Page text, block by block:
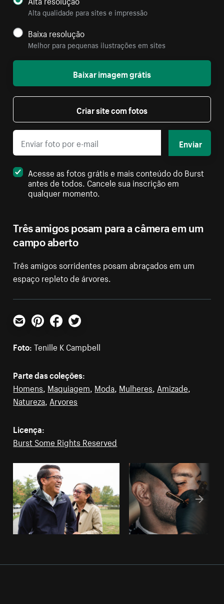
Três amigos posam para a câmera em um
campo aberto
Três amigos sorridentes posam abraçados em um
espaço repleto de árvores.
Alta qualidade para sites e impressão
Baixa resolução
Melhor para pequenas ilustrações em sites
Baixar imagem grátis
Criar site com fotos
Enviar
Acesse as fotos grátis e mais conteúdo do Burst
antes de todos. Cancele sua inscrição em
qualquer momento.
E-mailPinterestFacebookTwitter
Foto:Tenille K Campbell
Parte das coleções:
Homens, Maquiagem, Moda, Mulheres, Amizade,
Natureza, Arvores
Licença:
Burst Some Rights Reserved